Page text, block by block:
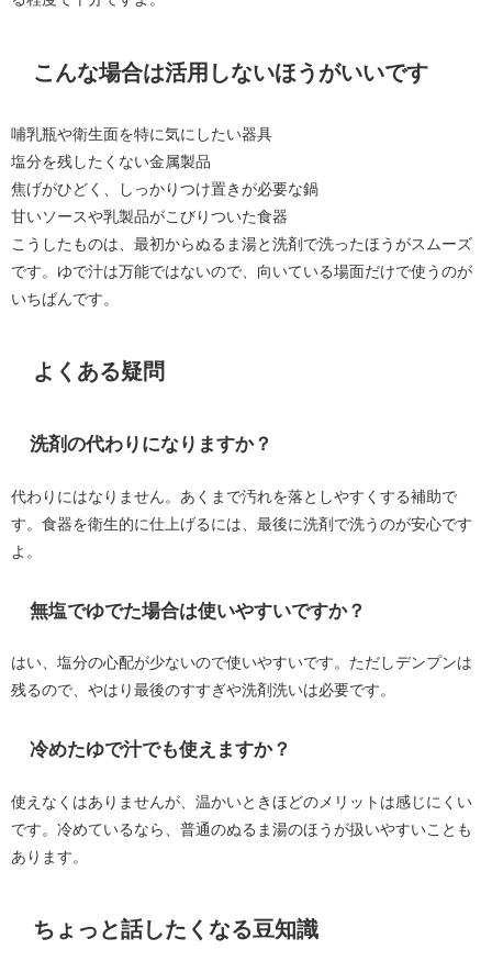
こんな場合は活用しないほうがいいです
哺乳瓶や衛生面を特に気にしたい器具
塩分を残したくない金属製品
焦げがひどく、しっかりつけ置きが必要な鍋
甘いソースや乳製品がこびりついた食器
こうしたものは、最初からぬるま湯と洗剤で洗ったほうがスムーズ
です。ゆで汁は万能ではないので、向いている場面だけで使うのが
いちばんです。
よくある疑問
洗剤の代わりになりますか？
代わりにはなりません。あくまで汚れを落としやすくする補助で
す。食器を衛生的に仕上げるには、最後に洗剤で洗うのが安心です
よ。
無塩でゆでた場合は使いやすいですか？
はい、塩分の心配が少ないので使いやすいです。ただしデンプンは
残るので、やはり最後のすすぎや洗剤洗いは必要です。
冷めたゆで汁でも使えますか？
使えなくはありませんが、温かいときほどのメリットは感じにくい
です。冷めているなら、普通のぬるま湯のほうが扱いやすいことも
あります。
ちょっと話したくなる豆知識